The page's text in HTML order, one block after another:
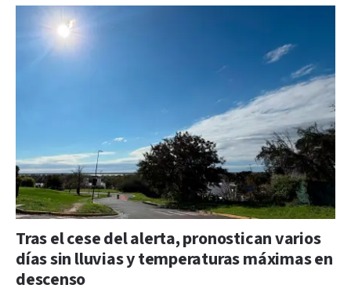
Tras el cese del alerta, pronostican varios
días sin lluvias y temperaturas máximas en
descenso